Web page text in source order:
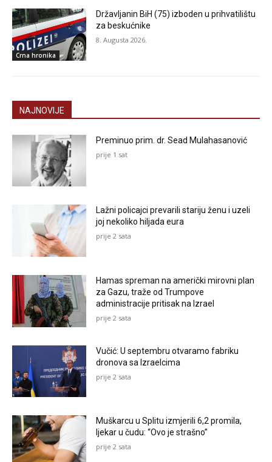
Crna hronika
Državljanin BiH (75) izboden u prihvatilištu
za beskućnike
8. Augusta 2026.
NAJNOVIJE
Preminuo prim. dr. Sead Mulahasanović
prije 1 sat
Lažni policajci prevarili stariju ženu i uzeli
joj nekoliko hiljada eura
prije 2 sata
Hamas spreman na američki mirovni plan
za Gazu, traže od Trumpove
administracije pritisak na Izrael
prije 2 sata
Vučić: U septembru otvaramo fabriku
dronova sa Izraelcima
prije 2 sata
Muškarcu u Splitu izmjerili 6,2 promila,
ljekar u čudu: “Ovo je strašno”
prije 2 sata